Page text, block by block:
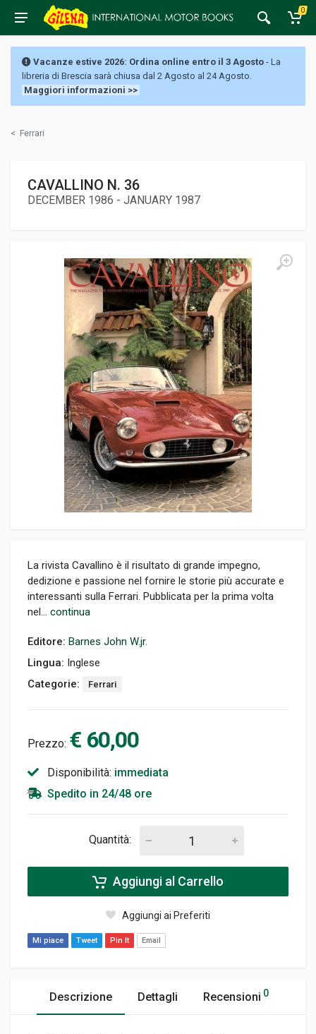
0
Vacanze estive 2026: Ordina online entro il 3 Agosto - La
libreria di Brescia sarà chiusa dal 2 Agosto al 24 Agosto.
Maggiori informazioni >>
< Ferrari
CAVALLINO N. 36
DECEMBER 1986 - JANUARY 1987
La rivista Cavallino è il risultato di grande impegno,
dedizione e passione nel fornire le storie più accurate e
interessanti sulla Ferrari. Pubblicata per la prima volta
nel... continua
Editore: Barnes John W.jr.
Lingua: Inglese
Categorie:
Ferrari
Prezzo: € 60,00
Disponibilità: immediata
Spedito in 24/48 ore
Quantità:
Aggiungi al Carrello
Aggiungi ai Preferiti
Mi piace Tweet Pin It Email
Descrizione Dettagli Recensioni 0